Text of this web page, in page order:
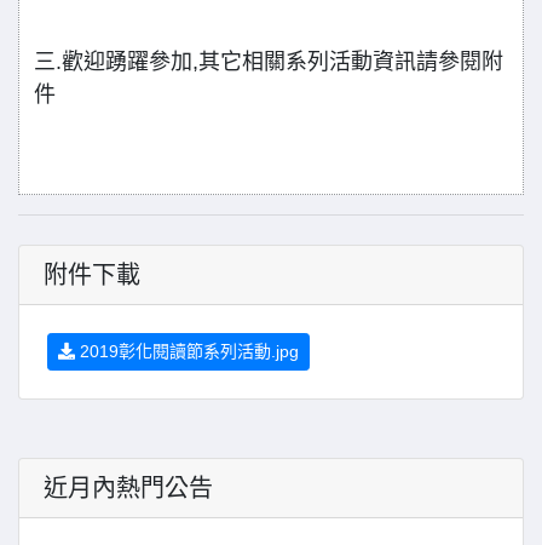
三.歡迎踴躍參加,其它相關系列活動資訊請參閱附
件
附件下載
2019彰化閱讀節系列活動.jpg
近月內熱門公告